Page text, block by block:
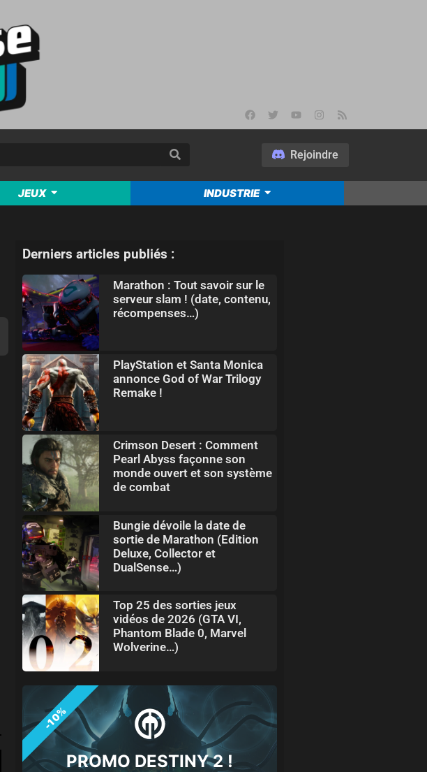
Rejoindre
JEUX INDUSTRIE
Derniers articles publiés :
Marathon : Tout savoir sur le
serveur slam ! (date, contenu,
récompenses…)
PlayStation et Santa Monica
annonce God of War Trilogy
Remake !
Crimson Desert : Comment
Pearl Abyss façonne son
monde ouvert et son système
de combat
Bungie dévoile la date de
sortie de Marathon (Edition
Deluxe, Collector et
DualSense…)
Top 25 des sorties jeux
vidéos de 2026 (GTA VI,
Phantom Blade 0, Marvel
Wolverine…)
PROMO DESTINY 2 !
-10%